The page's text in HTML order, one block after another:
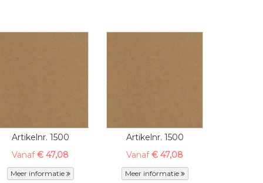
Artikelnr. 1500
Vanaf€ 47,08
Meer informatie
Artikelnr. 1500
Vanaf€ 47,08
Meer informatie